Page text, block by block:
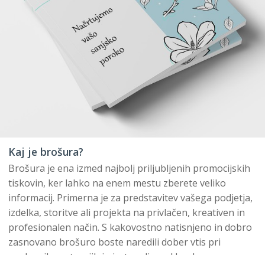
Kaj je brošura?
Brošura je ena izmed najbolj priljubljenih promocijskih
tiskovin, ker lahko na enem mestu zberete veliko
informacij. Primerna je za predstavitev vašega podjetja,
izdelka, storitve ali projekta na privlačen, kreativen in
profesionalen način. S kakovostno natisnjeno in dobro
zasnovano brošuro boste naredili dober vtis pri